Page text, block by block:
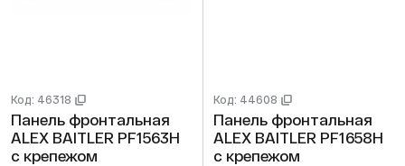
Код: 46318
Панель фронтальная
ALEX BAITLER PF1563H
с крепежом
Код: 44608
Панель фронтальная
ALEX BAITLER PF1658H
с крепежом